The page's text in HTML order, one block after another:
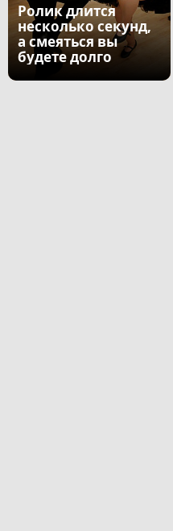
Ролик длится
несколько секунд,
а смеяться вы
будете долго